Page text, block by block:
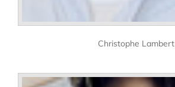
Christophe Lambert